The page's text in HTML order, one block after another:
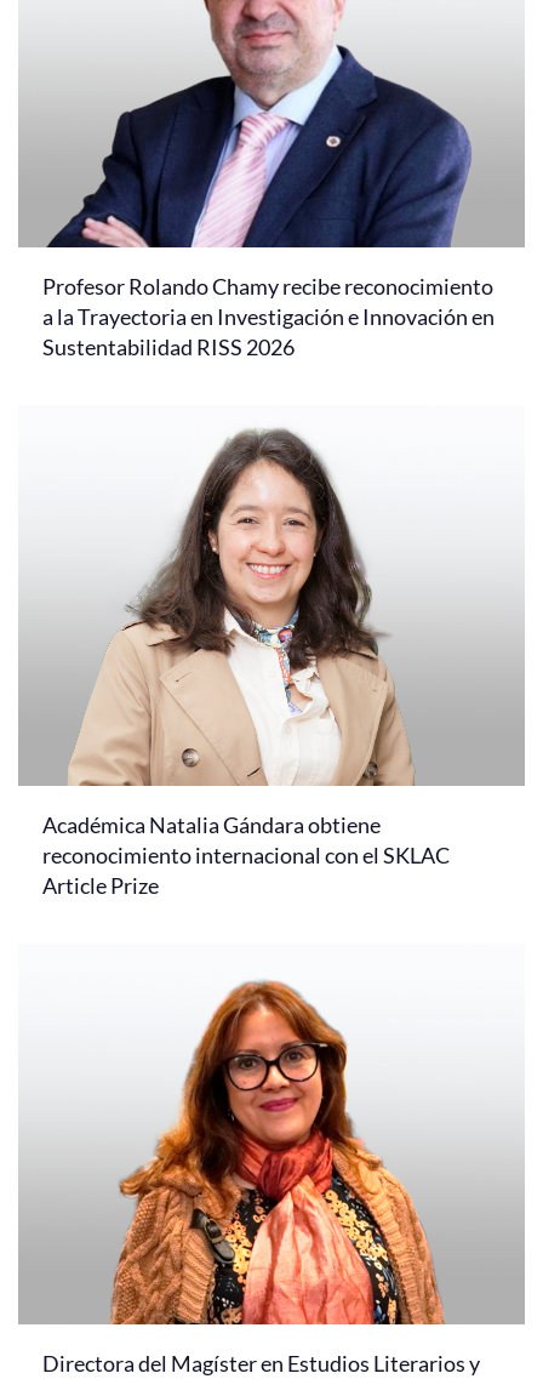
Profesor Rolando Chamy recibe reconocimiento
a la Trayectoria en Investigación e Innovación en
Sustentabilidad RISS 2026
Académica Natalia Gándara obtiene
reconocimiento internacional con el SKLAC
Article Prize
Directora del Magíster en Estudios Literarios y